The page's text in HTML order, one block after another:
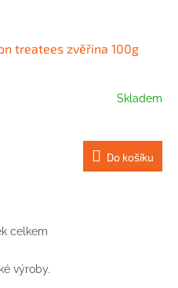
treatees zvěřina 100g
Skladem
Do košíku
O
l
celkem
výroby.